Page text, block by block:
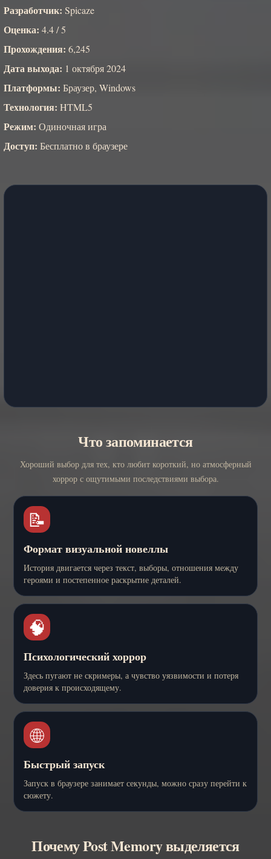
Разработчик: Spicaze
Оценка: 4.4 / 5
Прохождения: 6,245
Дата выхода: 1 октября 2024
Платформы: Браузер, Windows
Технология: HTML5
Режим: Одиночная игра
Доступ: Бесплатно в браузере
Что запоминается
Хороший выбор для тех, кто любит короткий, но атмосферный
хоррор с ощутимыми последствиями выбора.
📝
Формат визуальной новеллы
История двигается через текст, выборы, отношения между
героями и постепенное раскрытие деталей.
🧠
Психологический хоррор
Здесь пугают не скримеры, а чувство уязвимости и потеря
доверия к происходящему.
🌐
Быстрый запуск
Запуск в браузере занимает секунды, можно сразу перейти к
сюжету.
Почему Post Memory выделяется